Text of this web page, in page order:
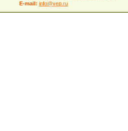
E-mail: info@vep.ru